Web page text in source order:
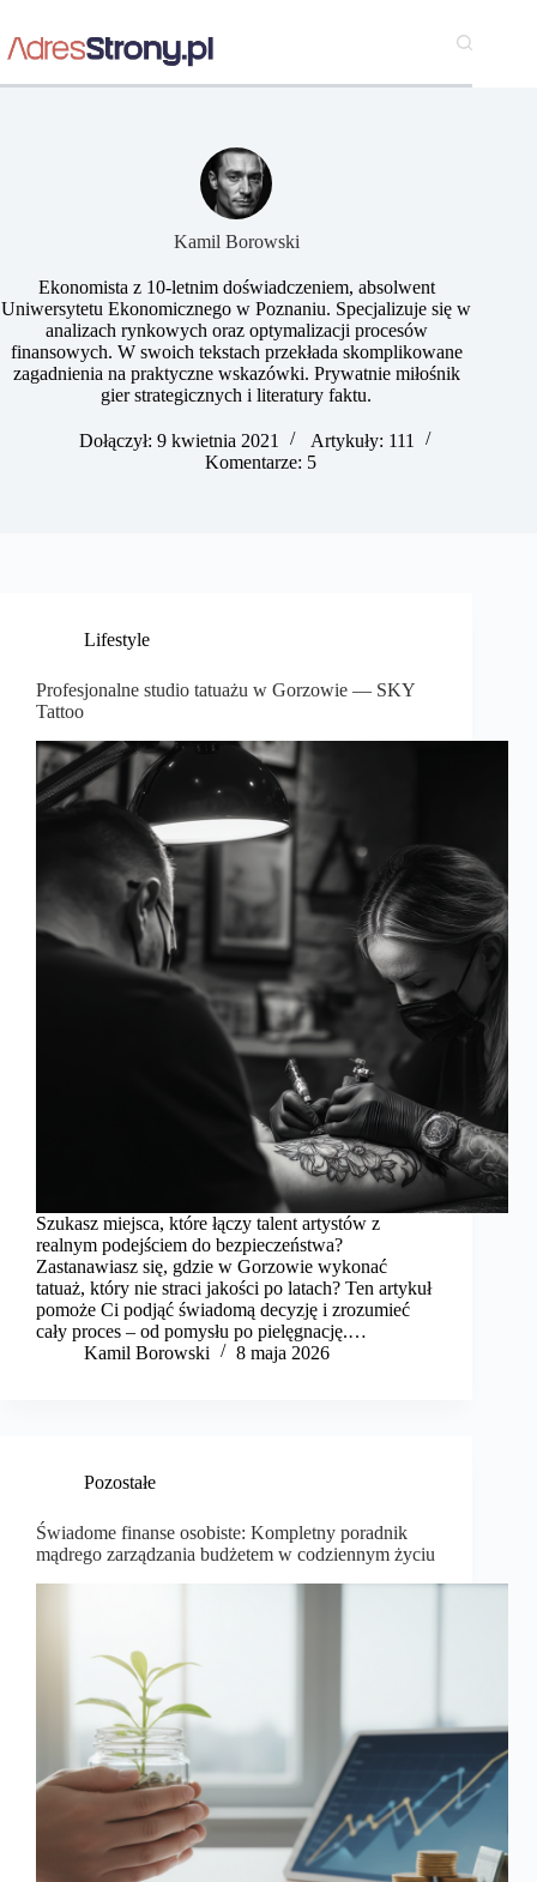
treści
Kamil Borowski
Ekonomista z 10-letnim doświadczeniem, absolwent
Uniwersytetu Ekonomicznego w Poznaniu. Specjalizuje się w
analizach rynkowych oraz optymalizacji procesów
finansowych. W swoich tekstach przekłada skomplikowane
zagadnienia na praktyczne wskazówki. Prywatnie miłośnik
gier strategicznych i literatury faktu.
Dołączył: 9 kwietnia 2021
Artykuły: 111
Komentarze: 5
Lifestyle
Profesjonalne studio tatuażu w Gorzowie — SKY
Tattoo
Szukasz miejsca, które łączy talent artystów z
realnym podejściem do bezpieczeństwa?
Zastanawiasz się, gdzie w Gorzowie wykonać
tatuaż, który nie straci jakości po latach? Ten artykuł
pomoże Ci podjąć świadomą decyzję i zrozumieć
cały proces – od pomysłu po pielęgnację.…
Kamil Borowski
8 maja 2026
Pozostałe
Świadome finanse osobiste: Kompletny poradnik
mądrego zarządzania budżetem w codziennym życiu